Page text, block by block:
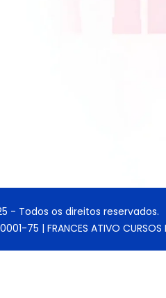
- Todos os direitos reservados.
75 | FRANCES ATIVO CURSOS